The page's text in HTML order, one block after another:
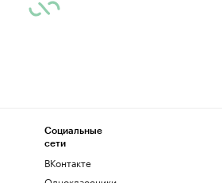
Социальные
сети
ВКонтакте